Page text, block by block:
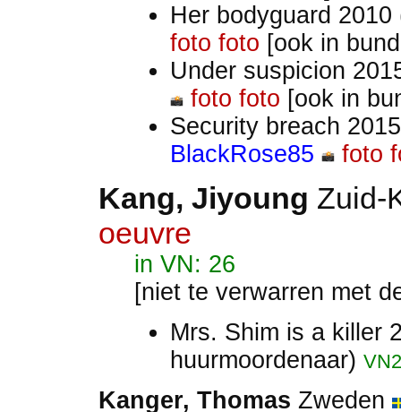
Her bodyguard
foto foto [ook in
Under suspicion
foto foto [ook in
Security breach
BlackRose85
foto
Kang, Jiyoung Zuid-
oeuvre
in VN: 26
[niet te verwarren met
Mrs. Shim is a killer
huurmoordenaar)
Kanger, Thomas Zweden